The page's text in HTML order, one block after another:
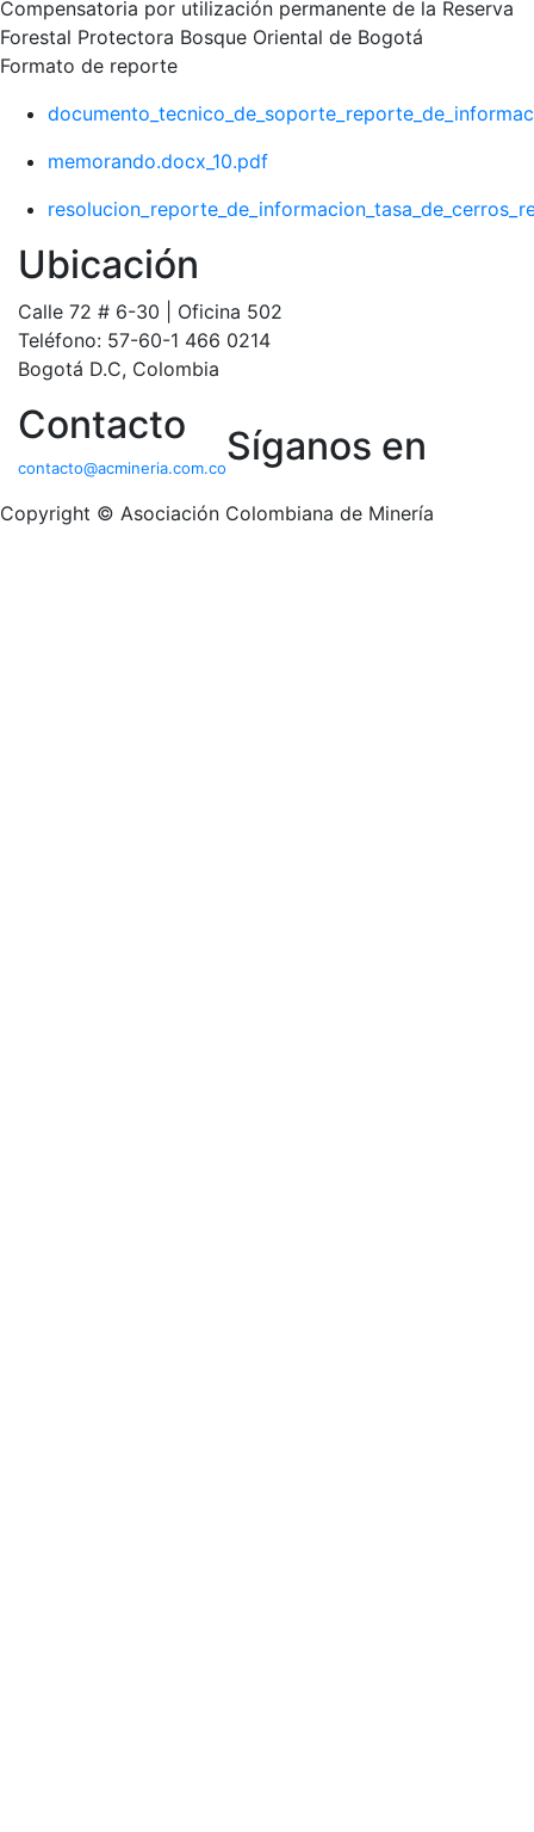
Compensatoria por utilización permanente de la Reserva
Forestal Protectora Bosque Oriental de Bogotá
Formato de reporte
memorando.docx_10.pdf
Ubicación
Calle 72 # 6-30 | Oficina 502
Teléfono: 57-60-1 466 0214
Bogotá D.C, Colombia
Contacto
contacto@acmineria.com.coSíganos en
Copyright © Asociación Colombiana de Minería